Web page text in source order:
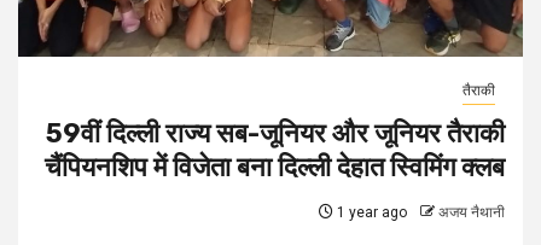
तैराकी
59वीं दिल्ली राज्य सब-जूनियर और जूनियर तैराकी
चैंपियनशिप में विजेता बना दिल्ली देहात स्विमिंग क्लब
1 year ago अजय नैथानी